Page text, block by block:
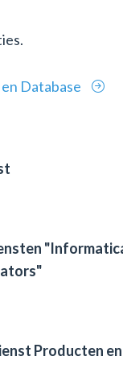
Database
Producten